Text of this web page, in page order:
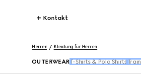
Kontakt
Herren Kleidung für Herren
OUTERWEART-Shirts & Polo Shirts